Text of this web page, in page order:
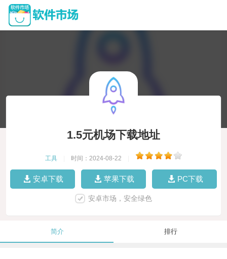
1.5元机场下载地址
工具 时间：2024-08-22
安卓下载 苹果下载 PC下载
安卓市场，安全绿色
简介 排行